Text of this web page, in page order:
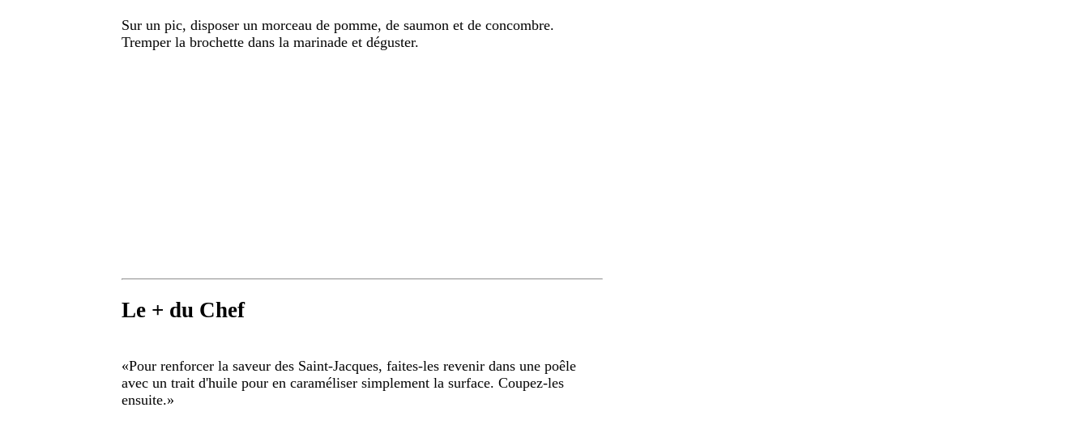
Sur un pic, disposer un morceau de pomme, de saumon et de concombre.
Tremper la brochette dans la marinade et déguster.
Le + du Chef
«Pour renforcer la saveur des Saint-Jacques, faites-les revenir dans une poêle
avec un trait d'huile pour en caraméliser simplement la surface. Coupez-les
ensuite.»